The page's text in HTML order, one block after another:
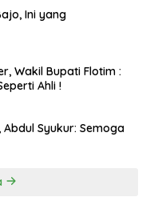
Ini yang
Wakil Bupati Flotim :
Ahli !
Syukur: Semoga